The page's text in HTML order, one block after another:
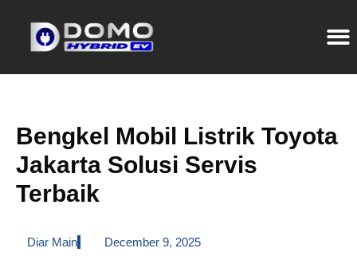
Bengkel Mobil Listrik Toyota
Jakarta Solusi Servis
Terbaik
Diar Main December 9, 2025